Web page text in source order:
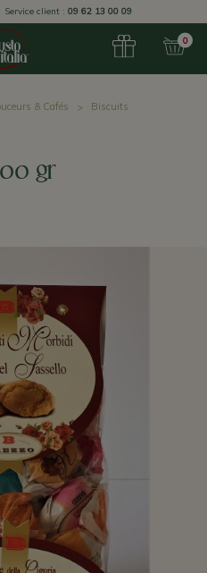
Service client : 09 62 13 00 09
0
& Cafés Biscuits
gr